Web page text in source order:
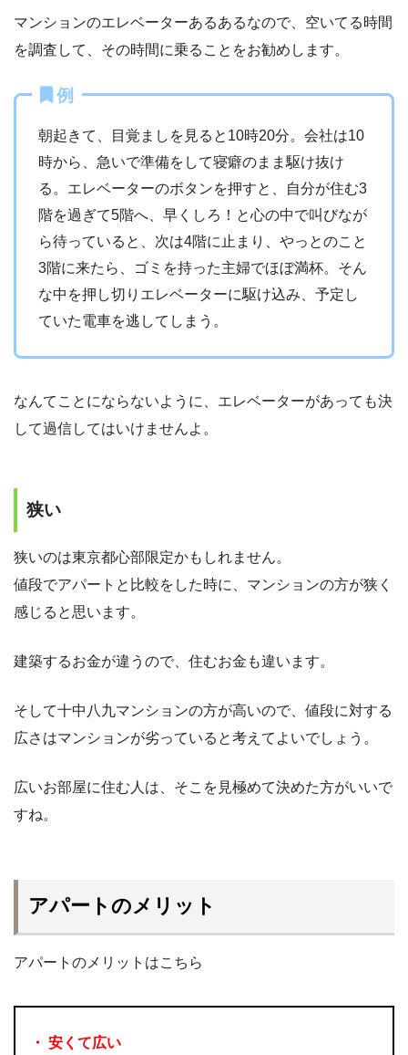
マンションのエレベーターあるあるなので、空いてる時間
を調査して、その時間に乗ることをお勧めします。
例
朝起きて、目覚ましを見ると10時20分。会社は10
時から、急いで準備をして寝癖のまま駆け抜け
る。エレベーターのボタンを押すと、自分が住む3
階を過ぎて5階へ、早くしろ！と心の中で叫びなが
ら待っていると、次は4階に止まり、やっとのこと
3階に来たら、ゴミを持った主婦でほぼ満杯。そん
な中を押し切りエレベーターに駆け込み、予定し
ていた電車を逃してしまう。
なんてことにならないように、エレベーターがあっても決
して過信してはいけませんよ。
狭い
狭いのは東京都心部限定かもしれません。
値段でアパートと比較をした時に、マンションの方が狭く
感じると思います。
建築するお金が違うので、住むお金も違います。
そして十中八九マンションの方が高いので、値段に対する
広さはマンションが劣っていると考えてよいでしょう。
広いお部屋に住む人は、そこを見極めて決めた方がいいで
すね。
アパートのメリット
アパートのメリットはこちら
・ 安くて広い